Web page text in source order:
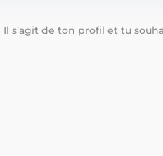
Il s’agit de ton profil et tu